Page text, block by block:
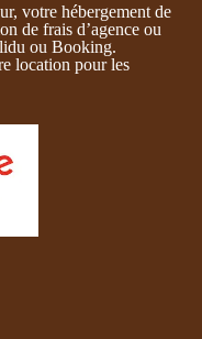
votre hébergement de
de frais d’agence ou
ou Booking.
location pour les